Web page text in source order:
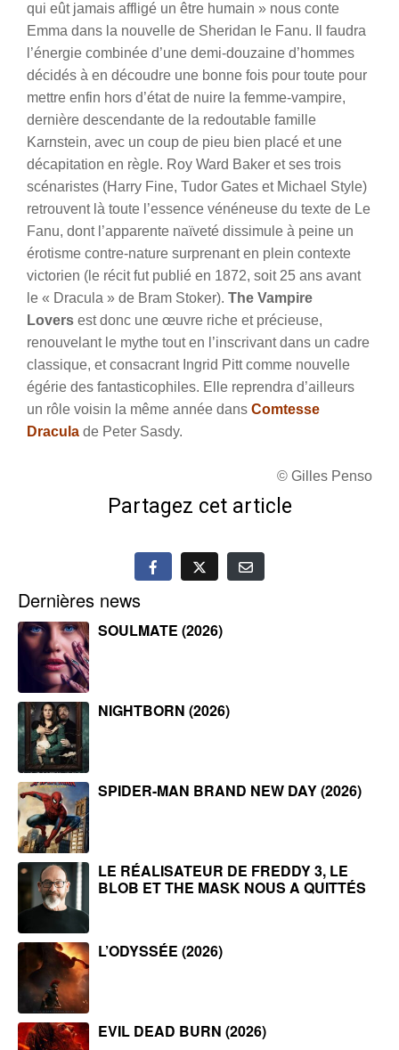
qui eût jamais affligé un être humain » nous conte
Emma dans la nouvelle de Sheridan le Fanu. Il faudra
l’énergie combinée d’une demi-douzaine d’hommes
décidés à en découdre une bonne fois pour toute pour
mettre enfin hors d’état de nuire la femme-vampire,
dernière descendante de la redoutable famille
Karnstein, avec un coup de pieu bien placé et une
décapitation en règle. Roy Ward Baker et ses trois
scénaristes (Harry Fine, Tudor Gates et Michael Style)
retrouvent là toute l’essence vénéneuse du texte de Le
Fanu, dont l’apparente naïveté dissimule à peine un
érotisme contre-nature surprenant en plein contexte
victorien (le récit fut publié en 1872, soit 25 ans avant
le « Dracula » de Bram Stoker). The Vampire
Lovers est donc une œuvre riche et précieuse,
renouvelant le mythe tout en l’inscrivant dans un cadre
classique, et consacrant Ingrid Pitt comme nouvelle
égérie des fantasticophiles. Elle reprendra d’ailleurs
un rôle voisin la même année dans Comtesse
Dracula de Peter Sasdy.
© Gilles Penso
Partagez cet article
Dernières news
SOULMATE (2026)
NIGHTBORN (2026)
SPIDER-MAN BRAND NEW DAY (2026)
LE RÉALISATEUR DE FREDDY 3, LE
BLOB ET THE MASK NOUS A QUITTÉS
L’ODYSSÉE (2026)
EVIL DEAD BURN (2026)